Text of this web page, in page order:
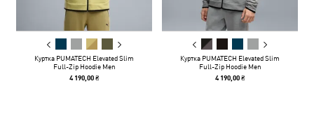
Куртка PUMATECH Elevated Slim
Full-Zip Hoodie Men
4 190,00 ₴
Куртка PUMATECH Elevated Slim
Full-Zip Hoodie Men
4 190,00 ₴